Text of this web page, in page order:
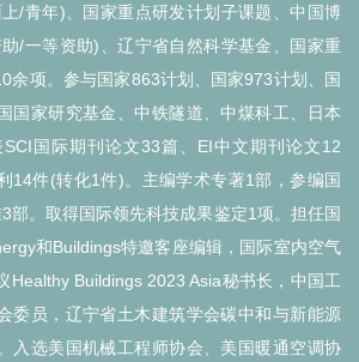
/青年)、国家重点研发计划子课题、中国博
/一等资助)、辽宁省自然科学基金、国家重
余项。参与国家863计划、国家973计划、国
国家研究基金、中铁隧道、中煤科工、日本
国际期刊论文33篇、EI中文期刊论文12
14件(转化1件)。 主编学术专著1部，参编国
部。取得国际领先科技成果鉴定1项。 担任国
和Buildings特邀客座编辑， 国际室内空气
Healthy Buildings 2023 Asia秘书长， 中国工
委员，辽宁省土木建筑学会碳中和与新能源
入选美国机械工程师协会、美国暖通空调协